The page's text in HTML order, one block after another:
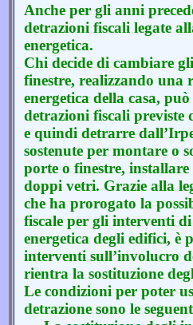
Anche per gli anni
detrazioni fiscali legate
energetica.
Chi decide di cambiare
finestre, realizzando una
energetica della casa,
detrazioni fiscali previste
e quindi detrarre
sostenute per montare o
porte o finestre,
doppi vetri. Grazie alla
che ha prorogato la
fiscale per gli interventi
energetica degli edifici, è
interventi sull’involucro
rientra la sostituzione
Le condizioni per poter
detrazione sono le